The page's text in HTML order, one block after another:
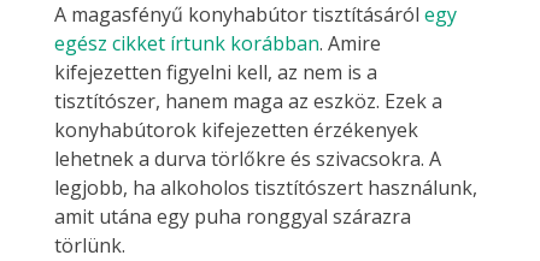
A magasfényű konyhabútor tisztításáról egy
egész cikket írtunk korábban. Amire
kifejezetten figyelni kell, az nem is a
tisztítószer, hanem maga az eszköz. Ezek a
konyhabútorok kifejezetten érzékenyek
lehetnek a durva törlőkre és szivacsokra. A
legjobb, ha alkoholos tisztítószert használunk,
amit utána egy puha ronggyal szárazra
törlünk.